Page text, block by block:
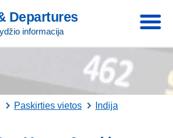
Departures
informacija
Paskirties vietos
Indija